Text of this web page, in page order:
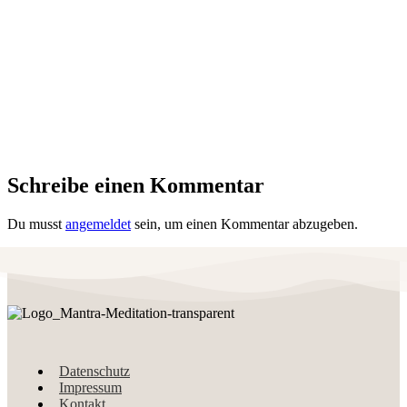
Schreibe einen Kommentar
Du musst angemeldet sein, um einen Kommentar abzugeben.
Datenschutz
Impressum